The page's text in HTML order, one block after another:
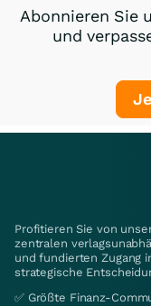
Abonnieren Sie
und
Profitieren Sie von
zentralen
und fundierten Zugang
strategische
✅ Größte Finanz-